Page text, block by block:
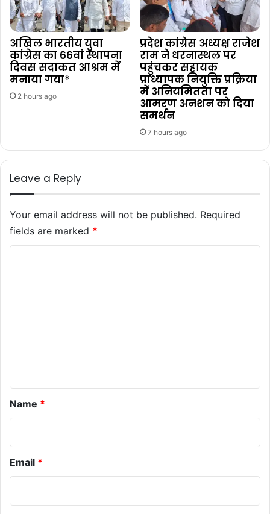
अखिल भारतीय युवा
कांग्रेस का 66वां स्थापना
दिवस सदाकत आश्रम में
मनाया गया*
2 hours ago
प्रदेश कांग्रेस अध्यक्ष राजेश
राम ने धरनास्थल पर
पहुंचकर सहायक
प्राध्यापक नियुक्ति प्रक्रिया
में अनियमितता पर
आमरण अनशन को दिया
समर्थन
7 hours ago
Leave a Reply
Your email address will not be published. Required
fields are marked *
Name *
Email *